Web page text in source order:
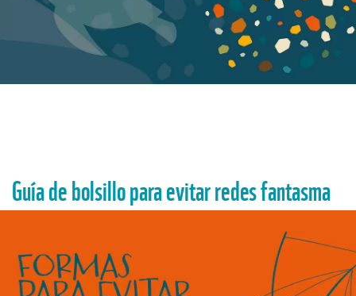
Guía de bolsillo para evitar redes fantasma